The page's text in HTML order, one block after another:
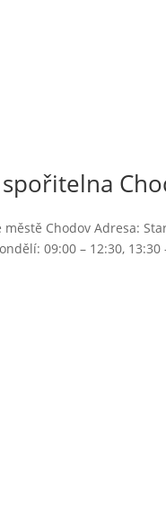
městě Chodov Adresa:
09:00 – 12:30,